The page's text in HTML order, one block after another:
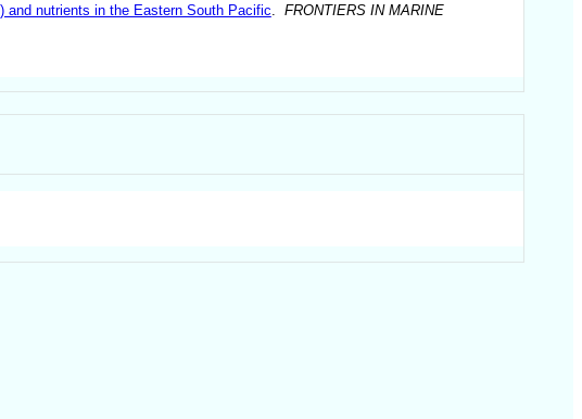
and nutrients in the Eastern South Pacific
FRONTIERS IN MARINE